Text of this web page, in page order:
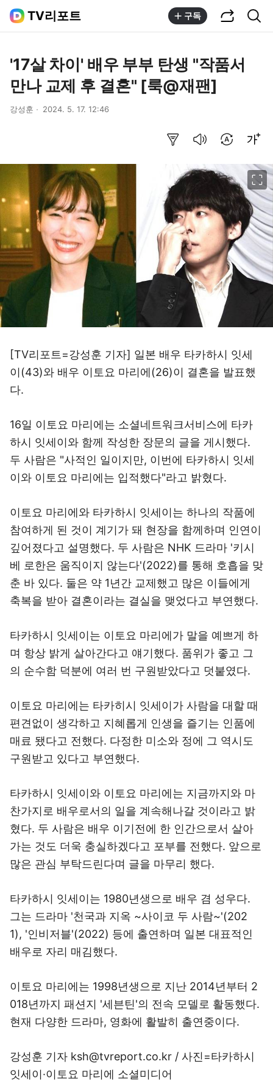
TV리포트 구독
'17살 차이' 배우 부부 탄생 "작품서
만나 교제 후 결혼" [룩@재팬]
강성훈 2024. 5. 17. 12:46
[TV리포트=강성훈 기자] 일본 배우 타카하시 잇세
이(43)와 배우 이토요 마리에(26)이 결혼을 발표했
다.
16일 이토요 마리에는 소셜네트워크서비스에 타카
하시 잇세이와 함께 작성한 장문의 글을 게시했다.
두 사람은 "사적인 일이지만, 이번에 타카하시 잇세
이와 이토요 마리에는 입적했다"라고 밝혔다.
이토요 마리에와 타카하시 잇세이는 하나의 작품에
참여하게 된 것이 계기가 돼 현장을 함께하며 인연이
깊어졌다고 설명했다. 두 사람은 NHK 드라마 '키시
베 로한은 움직이지 않는다'(2022)를 통해 호흡을 맞
춘 바 있다. 둘은 약 1년간 교제했고 많은 이들에게
축복을 받아 결혼이라는 결실을 맺었다고 부연했다.
타카하시 잇세이는 이토요 마리에가 말을 예쁘게 하
며 항상 밝게 살아간다고 얘기했다. 품위가 좋고 그
의 순수함 덕분에 여러 번 구원받았다고 덧붙였다.
이토요 마리에는 타카히시 잇세이가 사람을 대할 때
편견없이 생각하고 지혜롭게 인생을 즐기는 인품에
매료 됐다고 전했다. 다정한 미소와 정에 그 역시도
구원받고 있다고 부연했다.
타카하시 잇세이와 이토요 마리에는 지금까지와 마
찬가지로 배우로서의 일을 계속해나갈 것이라고 밝
혔다. 두 사람은 배우 이기전에 한 인간으로서 살아
가는 것도 더욱 충실하겠다고 포부를 전했다. 앞으로
많은 관심 부탁드린다며 글을 마무리 했다.
타카하시 잇세이는 1980년생으로 배우 겸 성우다.
그는 드라마 '천국과 지옥 ~사이코 두 사람~'(202
1), '인비저블'(2022) 등에 출연하며 일본 대표적인
배우로 자리 매김했다.
이토요 마리에는 1998년생으로 지난 2014년부터 2
018년까지 패션지 '세븐틴'의 전속 모델로 활동했다.
현재 다양한 드라마, 영화에 활발히 출연중이다.
강성훈 기자 ksh@tvreport.co.kr / 사진=타카하시
잇세이·이토요 마리에 소셜미디어